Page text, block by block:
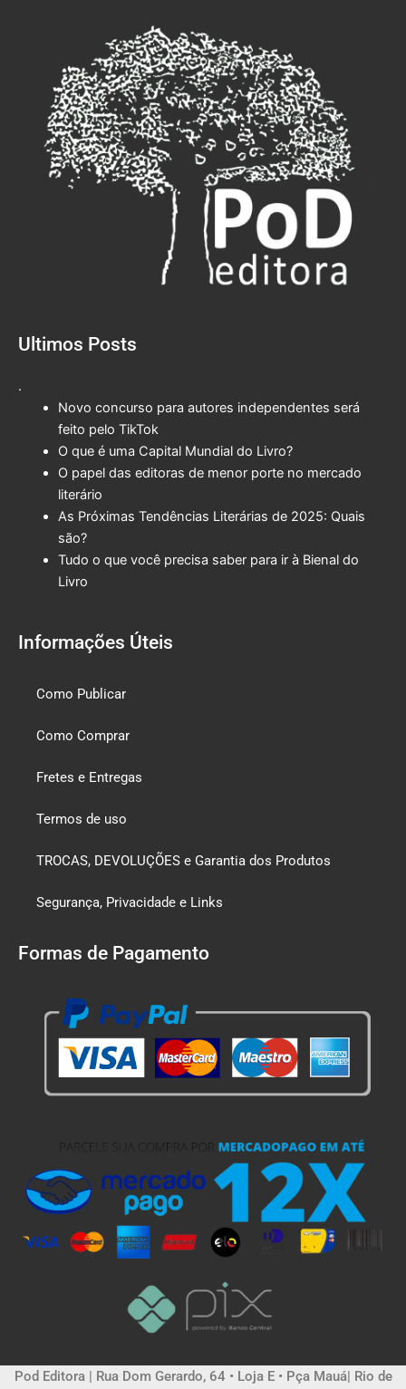
Ultimos Posts
.
Novo concurso para autores independentes será
feito pelo TikTok
O que é uma Capital Mundial do Livro?
O papel das editoras de menor porte no mercado
literário
As Próximas Tendências Literárias de 2025: Quais
são?
Tudo o que você precisa saber para ir à Bienal do
Livro
Informações Úteis
Como Publicar
Como Comprar
Fretes e Entregas
Termos de uso
TROCAS, DEVOLUÇÕES e Garantia dos Produtos
Segurança, Privacidade e Links
Formas de Pagamento
Pod Editora | Rua Dom Gerardo, 64 • Loja E • Pça Mauá| Rio de